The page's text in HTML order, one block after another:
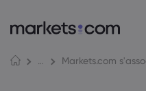
Récompenses et médias
Markets.com s'associe à